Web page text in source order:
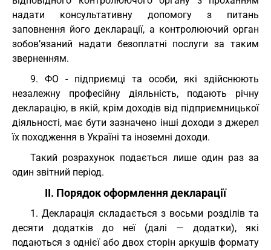
надати консультативну допомогу з питань
заповнення його декларації, а контролюючий орган
зобов’язаний надати безоплатні послуги за таким
зверненням.
9. ФО - підприємці та особи, які здійснюють
незалежну професійну діяльність, подають річну
декларацію, в якій, крім доходів від підприємницької
діяльності, має бути зазначено інші доходи з джерел
їх походження в Україні та іноземні доходи.
Такий розрахунок подається лише один раз за
один звітний період.
II. Порядок оформлення декларації
1. Декларація складається з восьми розділів та
десяти додатків до неї (далі — додатки), які
подаються з однієї або двох сторін аркушів формату